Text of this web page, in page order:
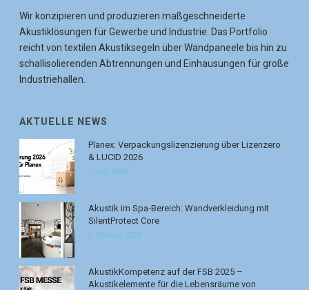
Wir konzipieren und produzieren maßgeschneiderte
Akustiklösungen für Gewerbe und Industrie. Das Portfolio
reicht von textilen Akustiksegeln über Wandpaneele bis hin zu
schallisolierenden Abtrennungen und Einhausungen für große
Industriehallen.
AKTUELLE NEWS
Planex: Verpackungslizenzierung über Lizenzero
& LUCID 2026
7. Juli 2026
Akustik im Spa-Bereich: Wandverkleidung mit
SilentProtect Core
6. Februar 2026
AkustikKompetenz auf der FSB 2025 –
Akustikelemente für die Lebensräume von